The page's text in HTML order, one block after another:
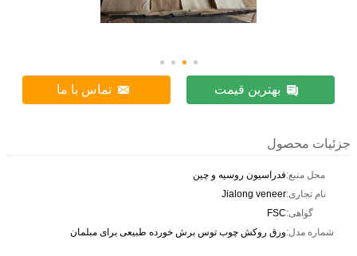
بهترین قیمت تماس با ما
جزئیات محصول
محل منبع:فدراسیون روسیه و چین
نام تجاری:Jialong veneer
گواهی:FSC
شماره مدل:ورق روکش چوب توس برش خورده طبیعی برای مبلمان